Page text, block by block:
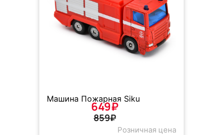
Машина Пожарная Siku
649₽
859₽
Розничная цена